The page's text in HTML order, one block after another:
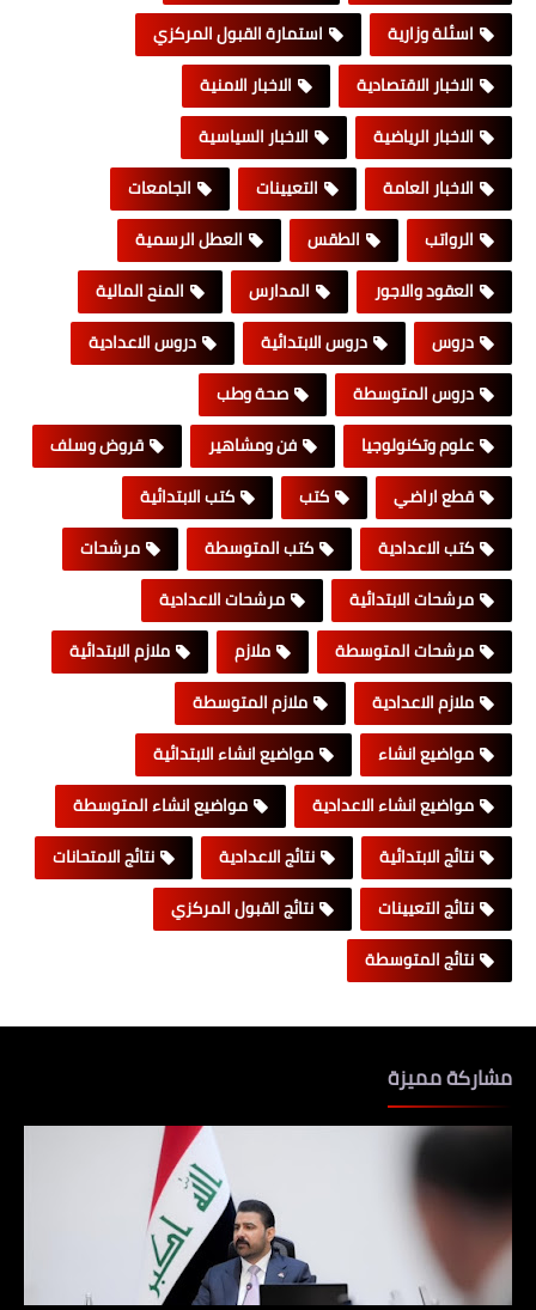
اسئلة وزارية
استمارة القبول المركزي
الاخبار الاقتصادية
الاخبار الامنية
الاخبار الرياضية
الاخبار السياسية
الاخبار العامة
التعيينات
الجامعات
الرواتب
الطقس
العطل الرسمية
العقود والاجور
المدارس
المنح المالية
دروس
دروس الابتدائية
دروس الاعدادية
دروس المتوسطة
صحة وطب
علوم وتكنولوجيا
فن ومشاهير
قروض وسلف
قطع اراضي
كتب
كتب الابتدائية
كتب الاعدادية
كتب المتوسطة
مرشحات
مرشحات الابتدائية
مرشحات الاعدادية
مرشحات المتوسطة
ملازم
ملازم الابتدائية
ملازم الاعدادية
ملازم المتوسطة
مواضيع انشاء
مواضيع انشاء الابتدائية
مواضيع انشاء الاعدادية
مواضيع انشاء المتوسطة
نتائج الابتدائية
نتائج الاعدادية
نتائج الامتحانات
نتائج التعيينات
نتائج القبول المركزي
نتائج المتوسطة
مشاركة مميزة